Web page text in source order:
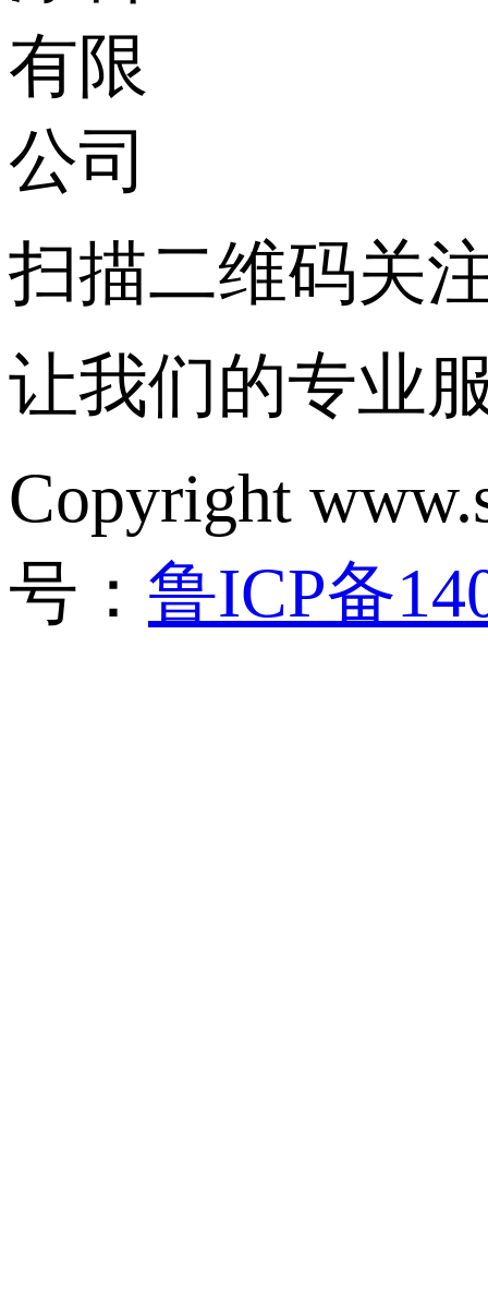
扫描二维码关
让我们的专业
Copyright
号： 鲁ICP备